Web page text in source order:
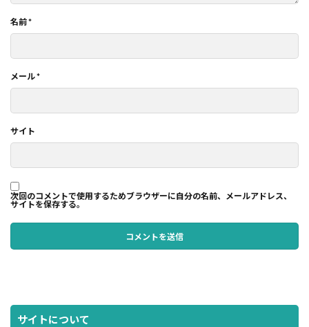
名前*
メール*
サイト
次回のコメントで使用するためブラウザーに自分の名前、メールアドレス、
サイトを保存する。
サイトについて